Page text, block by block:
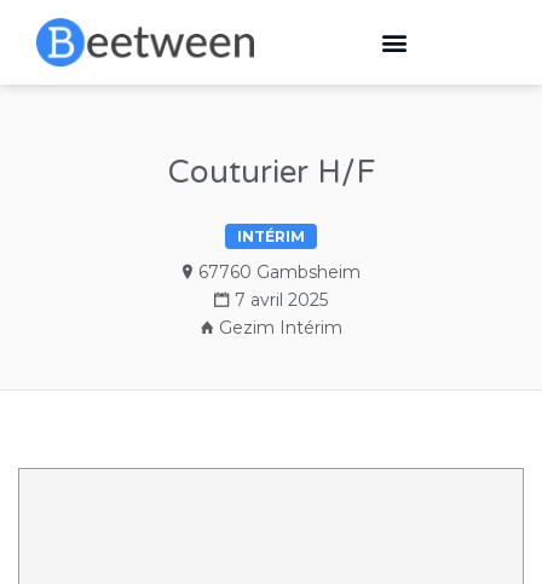
Couturier H/F
INTÉRIM
67760 Gambsheim
7 avril 2025
Gezim Intérim